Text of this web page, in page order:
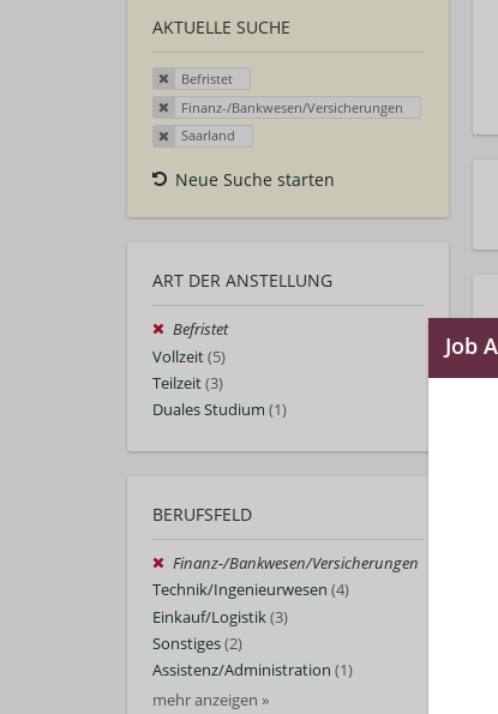
AKTUELLE SUCHE
Befristet
Finanz-/Bankwesen/Versicherungen
Saarland
Neue Suche starten
ART DER ANSTELLUNG
Befristet
Vollzeit(5)
Teilzeit(3)
Duales Studium (1)
BERUFSFELD
Finanz-/Bankwesen/Versicherungen
Technik/Ingenieurwesen (4)
Einkauf/Logistik(3)
Sonstiges(2)
Assistenz/Administration (1)
mehr anzeigen »